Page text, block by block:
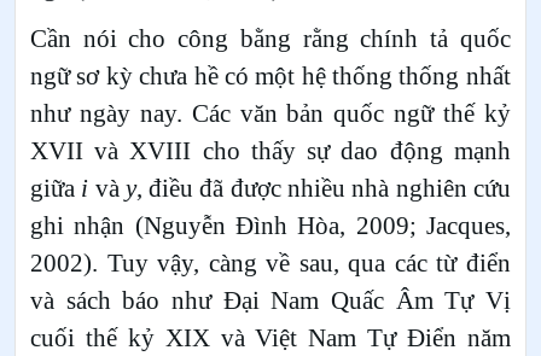
Cần nói cho công bằng rằng chính tả quốc
ngữ sơ kỳ chưa hề có một hệ thống thống nhất
như ngày nay. Các văn bản quốc ngữ thế kỷ
XVII và XVIII cho thấy sự dao động mạnh
giữa i và y, điều đã được nhiều nhà nghiên cứu
ghi nhận (Nguyễn Đình Hòa, 2009; Jacques,
2002). Tuy vậy, càng về sau, qua các từ điển
và sách báo như Đại Nam Quấc Âm Tự Vị
cuối thế kỷ XIX và Việt Nam Tự Điển năm